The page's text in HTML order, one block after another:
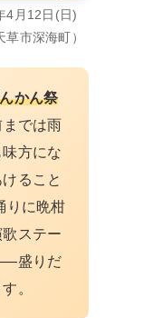
4月12日(日)
市深海町）
かん祭
では雨
方にな
ること
りに晩柑
ステー
盛りだ
。